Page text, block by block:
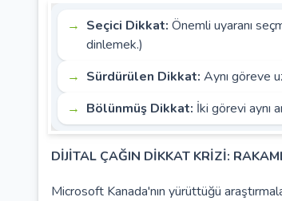
Seçici Dikkat: Önemli uyaranı
dinlemek.)
Sürdürülen Dikkat: Aynı göreve
Bölünmüş Dikkat: İki görevi aynı
DİJİTAL ÇAĞIN DİKKAT KRİZİ:
Microsoft Kanada'nın yürüttüğü